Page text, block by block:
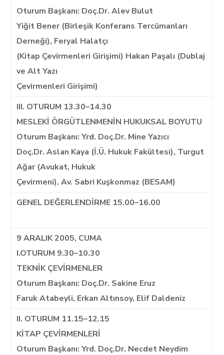
Oturum Başkanı: Doç.Dr. Alev Bulut
Yiğit Bener (Birleşik Konferans Tercümanları
Derneği), Feryal Halatçı
(Kitap Çevirmenleri Girişimi) Hakan Paşalı (Dublaj
ve Alt Yazı
Çevirmenleri Girişimi)
III. OTURUM 13.30–14.30
MESLEKİ ÖRGÜTLENMENİN HUKUKSAL BOYUTU
Oturum Başkanı: Yrd. Doç.Dr. Mine Yazıcı
Doç.Dr. Aslan Kaya (İ.Ü. Hukuk Fakültesi), Turgut
Ağar (Avukat, Hukuk
Çevirmeni), Av. Sabri Kuşkonmaz (BESAM)
GENEL DEĞERLENDİRME 15.00–16.00
9 ARALIK 2005, CUMA
I.OTURUM 9.30–10.30
TEKNİK ÇEVİRMENLER
Oturum Başkanı: Doç.Dr. Sakine Eruz
Faruk Atabeyli, Erkan Altınsoy, Elif Daldeniz
II. OTURUM 11.15–12.15
KİTAP ÇEVİRMENLERİ
Oturum Başkanı: Yrd. Doç.Dr. Necdet Neydim